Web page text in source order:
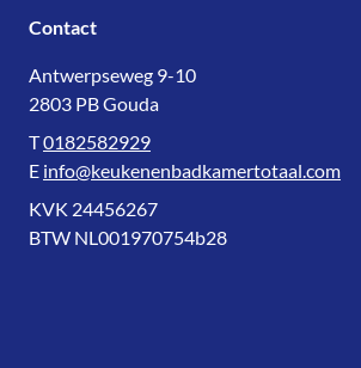
Contact
Antwerpseweg 9-10
2803 PB Gouda
T0182582929
E info@keukenenbadkamertotaal.com
KVK 24456267
BTW NL001970754b28